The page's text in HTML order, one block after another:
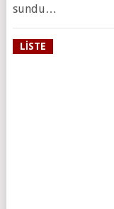
sundu…
LISTE